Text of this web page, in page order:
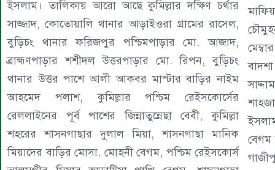
ইসলাম। তালিকায় আরো আছে কুমিল্লার দক্ষিণ চর্থার
সাজ্জাদ, কোতোয়ালি থানার আড়াইওরা গ্রামের রাসেল,
বুড়িচং থানার ফরিজপুর পশ্চিমপাড়ার মো. আজাদ,
ব্রাহ্মণপাড়ার শশীদল উত্তরপাড়ার মো. রিপন, বুড়িচং
থানার উত্তর পাশে আলী আকবর মাস্টার বাড়ির নাইম
আহমেদ পলাশ, কুমিল্লার পশ্চিম রেইসকোর্সের
রেললাইনের পূর্ব পাশের জিন্নাতুন্নেছা বেবী, কুমিল্লা
শহরের শাসনগাছার দুলাল মিয়া, শাসনগাছা মানিক
মিয়াদের বাড়ির মোসা. মোহনী বেগম, পশ্চিম রেইসকোর্স
বেগম